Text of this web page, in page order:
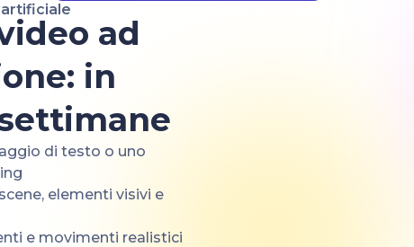
ad
in
di testo o uno
elementi visivi e
e movimenti realistici